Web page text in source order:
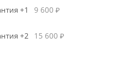
+1
9 600 ₽
+2
15 600 ₽